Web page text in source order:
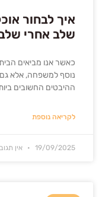
איך לבחור
שלב אחרי
כאשר אנו מביאים
נוסף למשפחה, אלא גם
ההיבטים החשובים
לקריאה נוספת
19/09/2025 אין